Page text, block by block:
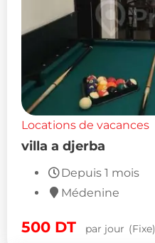
Locations de vacances
villa a djerba
Depuis 1 mois
Médenine
500 DT par jour (Fixe)